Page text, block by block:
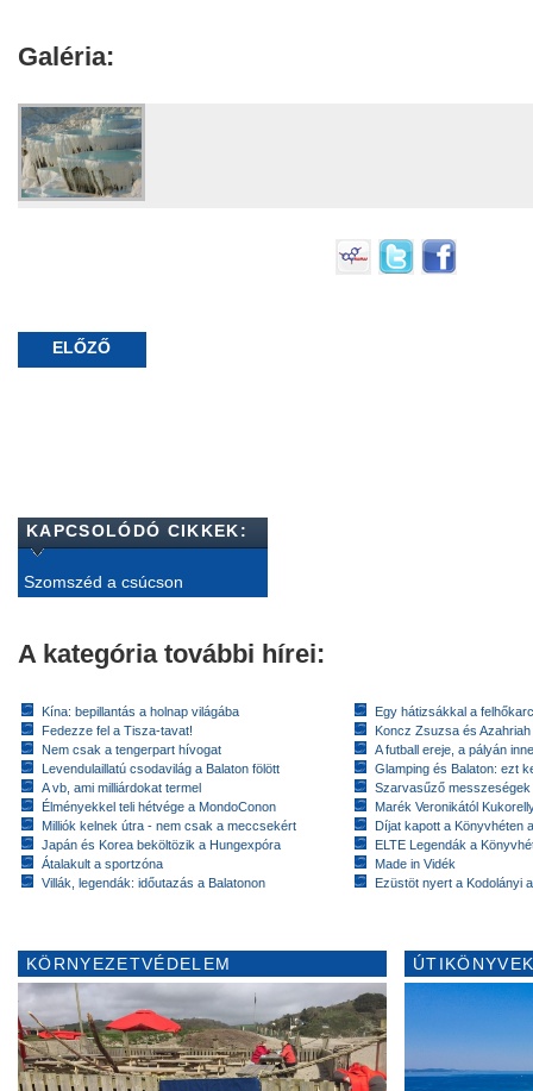
Galéria:
ELŐZŐ
KAPCSOLÓDÓ CIKKEK:
Szomszéd a csúcson
A kategória további hírei:
Kína: bepillantás a holnap világába
Fedezze fel a Tisza-tavat!
Nem csak a tengerpart hívogat
Levendulaillatú csodavilág a Balaton fölött
A vb, ami milliárdokat termel
Élményekkel teli hétvége a MondoConon
Milliók kelnek útra - nem csak a meccsekért
Japán és Korea beköltözik a Hungexpóra
Átalakult a sportzóna
Villák, legendák: időutazás a Balatonon
Egy hátizsákkal a
Koncz Zsuzsa és
A futball ereje, a pályán
Glamping és Balaton: ezt
Szarvasűző messzeségek
Marék Veronikától
Díjat kapott a Könyvhéten
ELTE Legendák a
Made in Vidék
Ezüstöt nyert a Kodolányi
KÖRNYEZETVÉDELEM